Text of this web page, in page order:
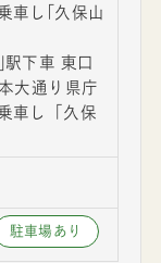
車し｢久保山
駅下車 東口
大通り県庁
車し「久保
駐車場あり